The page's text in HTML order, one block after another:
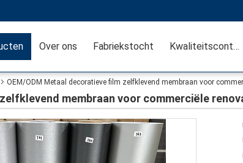
Over ons Fabriekstocht Kwaliteitscontrole
OEM/ODM Metaal decoratieve film zelfklevend membraan voor
membraan voor commerciële